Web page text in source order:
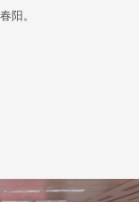
阳。